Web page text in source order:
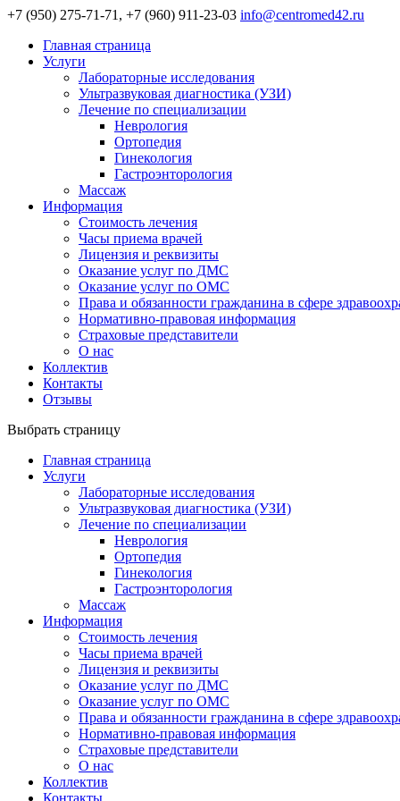
+7 (950) 275-71-71, +7 (960) 911-23-03 info@centromed42.ru
Главная страница
Услуги
Лабораторные исследования
Ультразвуковая диагностика (УЗИ)
Лечение по специализации
Неврология
Ортопедия
Гинекология
Гастроэнторология
Массаж
Информация
Стоимость лечения
Часы приема врачей
Лицензия и реквизиты
Оказание услуг по ДМС
Оказание услуг по ОМС
Права и обязанности гражданина в сфере
Нормативно-правовая информация
Страховые представители
О нас
Коллектив
Контакты
Отзывы
Выбрать страницу
Главная страница
Услуги
Лабораторные исследования
Ультразвуковая диагностика (УЗИ)
Лечение по специализации
Неврология
Ортопедия
Гинекология
Гастроэнторология
Массаж
Информация
Стоимость лечения
Часы приема врачей
Лицензия и реквизиты
Оказание услуг по ДМС
Оказание услуг по ОМС
Права и обязанности гражданина в сфере
Нормативно-правовая информация
Страховые представители
О нас
Коллектив
Контакты